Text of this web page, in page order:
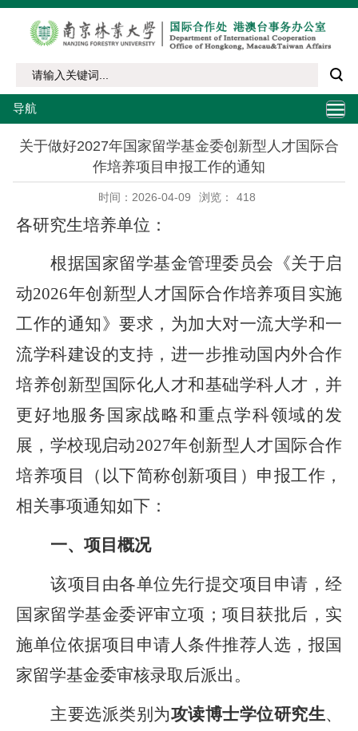
导航
关于做好2027年国家留学基金委创新型人才国际合
作培养项目申报工作的通知
时间：2026-04-09 浏览： 418
各研究生培养单位 ：
根据国家留学基金管理委员会《关于启
动2026年创新型人才国际合作培养项目实施
工作的通知》要求，为加大对一流大学和一
流学科建设的支持，进一步推动国内外合作
培养创新型国际化人才和基础学科人才，并
更好地服务国家战略和重点学科领域的发
展，学校现启动2027年创新型人才国际合作
培养项目（以下简称创新项目）申报工作，
相关事项通知如下：
一、项目概况
该项目由各单位先行提交项目 申请 ，经
国家留学基金委评审立项 ； 项目获批后， 实
施单位依据项目申请人条件推荐人选， 报 国
家留学基金委审核录取后派出。
主要选派类别为攻读博士学位研究生、